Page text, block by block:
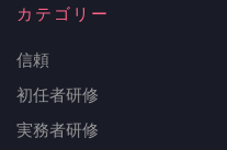
カテゴリー
信頼
初任者研修
実務者研修